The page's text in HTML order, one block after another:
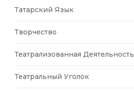
Татарский Язык
Творчество
Театрализованная Деятельность
Театральный Уголок